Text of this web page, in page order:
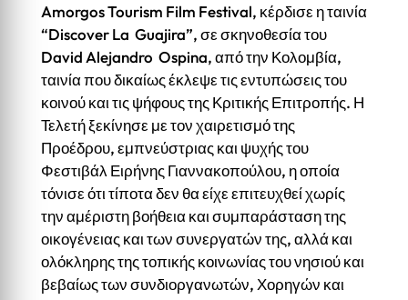
Amorgos Tourism Film Festival, κέρδισε η ταινία
“Discover La Guajira”, σε σκηνοθεσία του
David Alejandro Ospina, από την Κολομβία,
ταινία που δικαίως έκλεψε τις εντυπώσεις του
κοινού και τις ψήφους της Κριτικής Επιτροπής. Η
Τελετή ξεκίνησε με τον χαιρετισμό της
Προέδρου, εμπνεύστριας και ψυχής του
Φεστιβάλ Ειρήνης Γιαννακοπούλου, η οποία
τόνισε ότι τίποτα δεν θα είχε επιτευχθεί χωρίς
την αμέριστη βοήθεια και συμπαράσταση της
οικογένειας και των συνεργατών της, αλλά και
ολόκληρης της τοπικής κοινωνίας του νησιού και
βεβαίως των συνδιοργανωτών, Χορηγών και